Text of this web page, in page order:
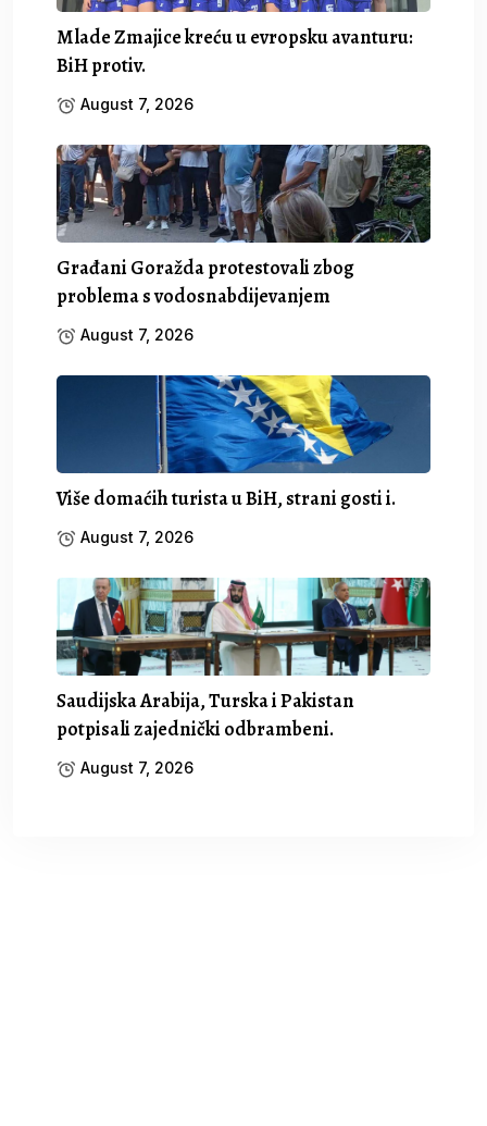
Mlade Zmajice kreću u evropsku avanturu:
BiH protiv.
August 7, 2026
Građani Goražda protestovali zbog
problema s vodosnabdijevanjem
August 7, 2026
Više domaćih turista u BiH, strani gosti i.
August 7, 2026
Saudijska Arabija, Turska i Pakistan
potpisali zajednički odbrambeni.
August 7, 2026